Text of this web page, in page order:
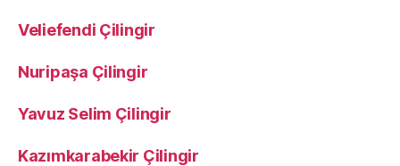
Veliefendi Çilingir
Nuripaşa Çilingir
Yavuz Selim Çilingir
Kazımkarabekir Çilingir